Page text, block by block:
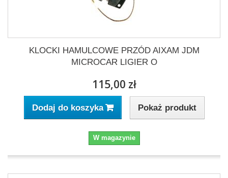
KLOCKI HAMULCOWE PRZÓD AIXAM JDM
MICROCAR LIGIER O
115,00 zł
Dodaj do koszyka Pokaż produkt
W magazynie